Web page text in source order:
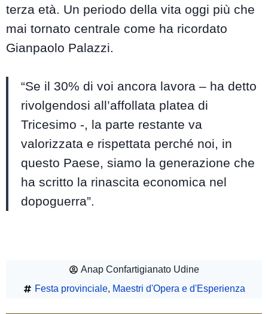
terza età. Un periodo della vita oggi più che
mai tornato centrale come ha ricordato
Gianpaolo Palazzi.
“Se il 30% di voi ancora lavora – ha detto
rivolgendosi all’affollata platea di
Tricesimo -, la parte restante va
valorizzata e rispettata perché noi, in
questo Paese, siamo la generazione che
ha scritto la rinascita economica nel
dopoguerra”.
Anap Confartigianato Udine
Festa provinciale, Maestri d'Opera e d'Esperienza